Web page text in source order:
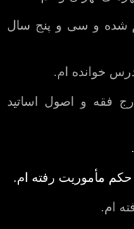
شده و سی و پنج سال
خوانده ام.
فقه و اصول اساتید
مأموریت رفته ام.
ام.